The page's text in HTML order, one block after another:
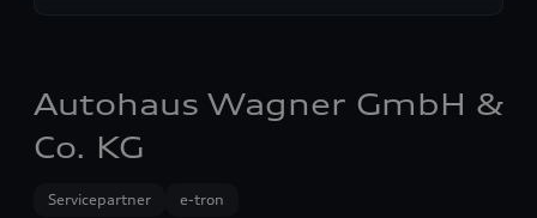
Autohaus Wagner GmbH &
Co. KG
Servicepartner e-tron